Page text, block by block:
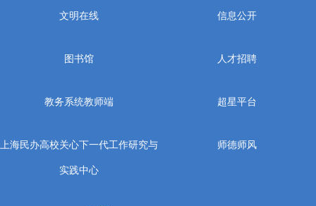
文明在线 信息公开
图书馆 人才招聘
教务系统教师端 超星平台
上海民办高校关心下一代工作研究与
实践中心
师德师风